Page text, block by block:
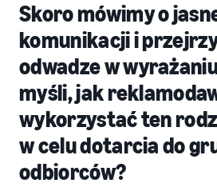
Skoro mówimy o
komunikacji i
odwadze w
myśli, jak
wykorzystać ten
w celu dotarcia do
odbiorców?